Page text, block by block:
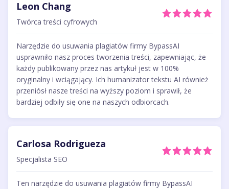
Leon Chang
Twórca treści cyfrowych
Narzędzie do usuwania plagiatów firmy BypassAI
usprawniło nasz proces tworzenia treści, zapewniając, że
każdy publikowany przez nas artykuł jest w 100%
oryginalny i wciągający. Ich humanizator tekstu AI również
przeniósł nasze treści na wyższy poziom i sprawił, że
bardziej odbiły się one na naszych odbiorcach.
Carlosa Rodrigueza
Specjalista SEO
Ten narzędzie do usuwania plagiatów firmy BypassAI